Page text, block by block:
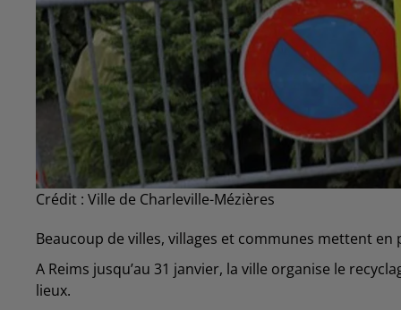
Crédit : Ville de Charleville-Mézières
Beaucoup de villes, villages et communes mettent en
A Reims jusqu’au 31 janvier, la ville organise le
lieux.